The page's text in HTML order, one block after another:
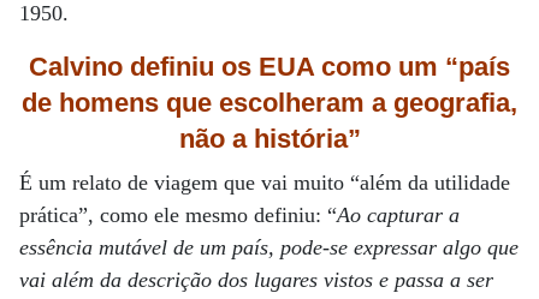
1950.
Calvino definiu os EUA como um “país
de homens que escolheram a geografia,
não a história”
É um relato de viagem que vai muito “além da utilidade
prática”, como ele mesmo definiu: “Ao capturar a
essência mutável de um país, pode-se expressar algo que
vai além da descrição dos lugares vistos e passa a ser